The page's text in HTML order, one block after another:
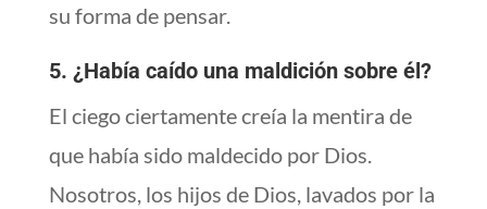
su forma de pensar.
5. ¿Había caído una maldición sobre él?
El ciego ciertamente creía la mentira de
que había sido maldecido por Dios.
Nosotros, los hijos de Dios, lavados por la